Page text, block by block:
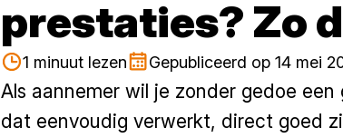
prestaties? Zo
1 minuut lezen Gepubliceerd op 14 mei
Als aannemer wil je zonder gedoe
dat eenvoudig verwerkt, direct goed